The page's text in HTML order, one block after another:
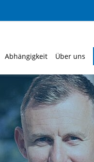
Abhängigkeit Über uns